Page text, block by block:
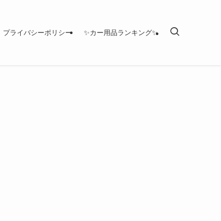
プライバシーポリシー ✨カー用品ランキング✨